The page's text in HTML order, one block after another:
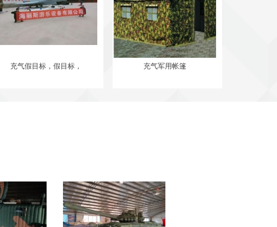
充气假目标，假目标， 充气军用帐篷